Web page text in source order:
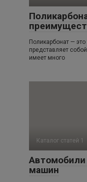
Поликарбонат —
представляет
имеет много
Каталог статей 1
машин